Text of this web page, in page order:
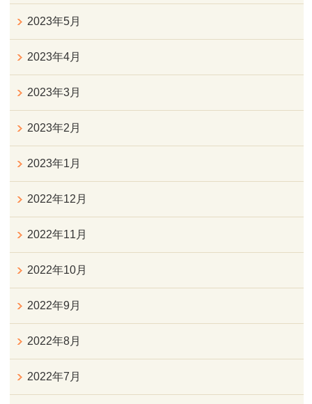
2023年5月
2023年4月
2023年3月
2023年2月
2023年1月
2022年12月
2022年11月
2022年10月
2022年9月
2022年8月
2022年7月